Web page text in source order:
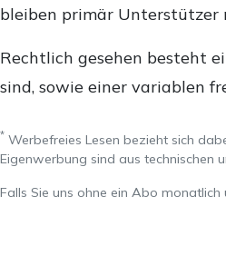
bleiben primär Unterstützer
Rechtlich gesehen besteht
sind, sowie einer variablen
* Werbefreies Lesen bezieht sich
Eigenwerbung sind aus technischen
Falls Sie uns ohne ein Abo